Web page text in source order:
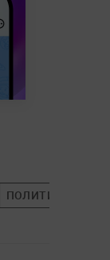
ПОЛИТИКА